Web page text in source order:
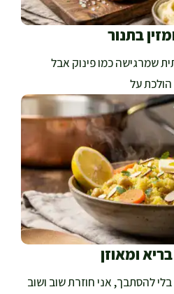
בתנור
שמרגישה כמו פינוק אבל
הולכת על
ומאוזן
להסתבך, אני חוזרת שוב ושוב